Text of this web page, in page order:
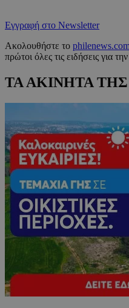
Εγγραφή στο Newsletter
Ακολουθήστε το
πρώτοι όλες τις ειδήσεις για
ΤΑ ΑΚΙΝΗΤΑ